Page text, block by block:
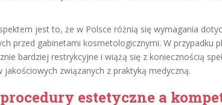
jest to, że w Polsce różnią się wymagania
przed gabinetami kosmetologicznymi. W przypadku
bardziej restrykcyjne i wiążą się z koniecznością
jakościowych związanych z praktyką medyczną.
estetyczne a